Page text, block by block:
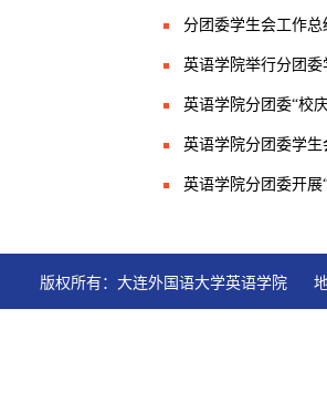
分团委学生会工作
英语学院举行分团
英语学院分团委“校
英语学院分团委学
英语学院分团委开展
版权所有：大连外国语大学英语学院